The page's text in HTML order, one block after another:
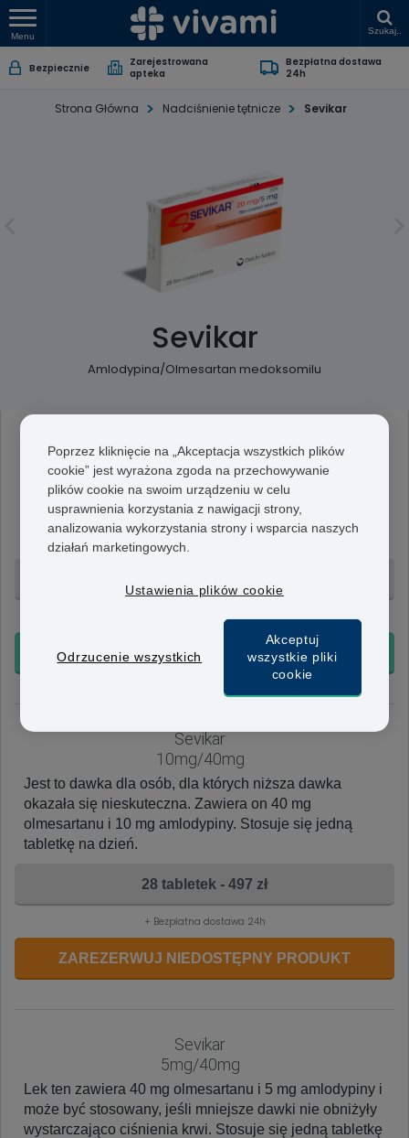
Menu
Szukaj..
Bezpiecznie
Zarejestrowana
apteka
Bezpłatna dostawa
24h
Strona Główna Nadciśnienie tętnicze Sevikar
Sevikar
Amlodypina/Olmesartan medoksomilu
Sevikar
5mg/20mg
W każdej tabletce znajduje się 20 mg olmesartanu i 5
mg amlodypiny. Dawka ta jest przyjmowana raz
dziennie i może być stosowana na początku leczenia.
KUP TERAZ
Sevikar
10mg/40mg
Jest to dawka dla osób, dla których niższa dawka
okazała się nieskuteczna. Zawiera on 40 mg
olmesartanu i 10 mg amlodypiny. Stosuje się jedną
tabletkę na dzień.
28 tabletek - 497 zł
+ Bezpłatna dostawa 24h
ZAREZERWUJ NIEDOSTĘPNY PRODUKT
Sevikar
5mg/40mg
Lek ten zawiera 40 mg olmesartanu i 5 mg amlodypiny i
może być stosowany, jeśli mniejsze dawki nie obniżyły
wystarczająco ciśnienia krwi. Stosuje się jedną tabletkę
Poprzez kliknięcie na „Akceptacja wszystkich plików
cookie” jest wyrażona zgoda na przechowywanie
plików cookie na swoim urządzeniu w celu
usprawnienia korzystania z nawigacji strony,
analizowania wykorzystania strony i wsparcia naszych
działań marketingowych.
Ustawienia plików cookie
Odrzucenie wszystkich
Akceptuj
wszystkie pliki
cookie